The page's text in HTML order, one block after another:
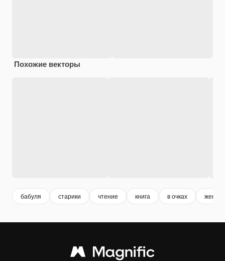
Похожие векторы
бабуля старики чтение книга в очках